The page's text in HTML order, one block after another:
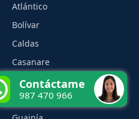
Atlántico
Bolívar
Caldas
Casanare
Cesar
Córdoba
Contáctame
987 470 966